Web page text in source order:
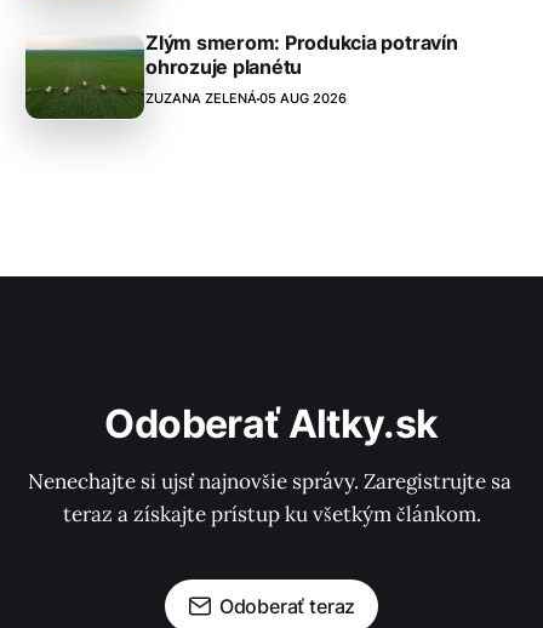
Zlým smerom: Produkcia potravín
ohrozuje planétu
ZUZANA ZELENÁ05 AUG 2026
Odoberať Altky.sk
Nenechajte si ujsť najnovšie správy. Zaregistrujte sa
teraz a získajte prístup ku všetkým článkom.
Odoberať teraz